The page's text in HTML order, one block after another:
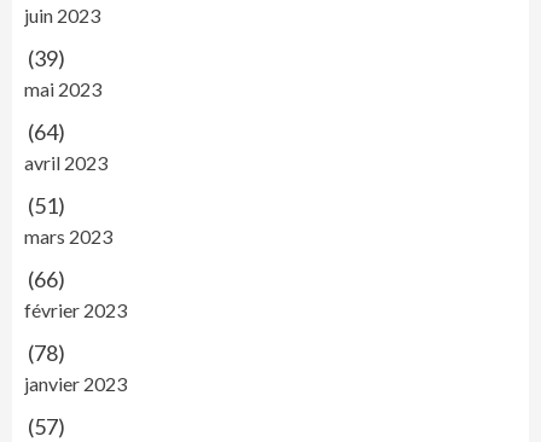
juin 2023
(39)
mai 2023
(64)
avril 2023
(51)
mars 2023
(66)
février 2023
(78)
janvier 2023
(57)